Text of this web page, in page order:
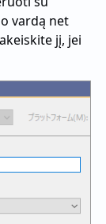
vardą net
jį, jei